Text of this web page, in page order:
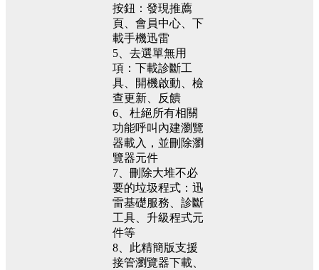
按鈕：發現推薦
頁、會員中心、下
載手機迅雷
5、去選單無用
項：下載診斷工
具、開機啟動、檢
查更新、反饋
6、杜絕所有相關
功能呼叫內建瀏覽
器載入，並刪除瀏
覽器元件
7、刪除大堆不必
要的垃圾程式：迅
雷基礎服務、診斷
工具、升級程式元
件等
8、此精簡版支援
接管瀏覽器下載、